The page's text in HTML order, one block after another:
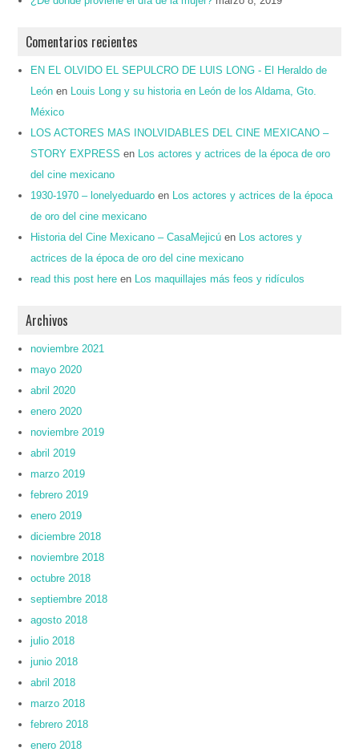
Comentarios recientes
EN EL OLVIDO EL SEPULCRO DE LUIS LONG - El Heraldo de
León en
Louis Long y su historia en León de los Aldama, Gto.
México
LOS ACTORES MAS INOLVIDABLES DEL CINE MEXICANO –
STORY EXPRESS en
Los actores y actrices de la época de oro
del cine mexicano
1930-1970 – lonelyeduardo en
Los actores y actrices de la época
de oro del cine mexicano
Historia del Cine Mexicano – CasaMejicú en
Los actores y
actrices de la época de oro del cine mexicano
read this post here en Los maquillajes más feos y ridículos
Archivos
noviembre 2021
mayo 2020
abril 2020
enero 2020
noviembre 2019
abril 2019
marzo 2019
febrero 2019
enero 2019
diciembre 2018
noviembre 2018
octubre 2018
septiembre 2018
agosto 2018
julio 2018
junio 2018
abril 2018
marzo 2018
febrero 2018
enero 2018